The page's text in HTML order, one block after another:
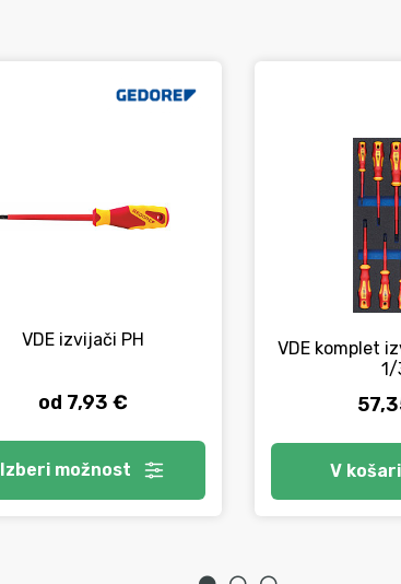
VDE izvijači PH
od 7,93 €
Izberi možnost
VDE komplet
1/
V